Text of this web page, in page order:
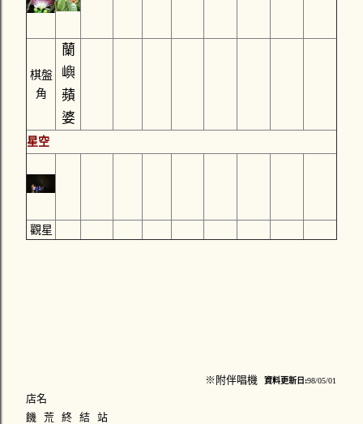
棋盤
角
蘭
嶼
蘋
婆
星空
觀星
店名
饑 荒 終 結 站
※附伴唱機 資料更新日:98/05/01